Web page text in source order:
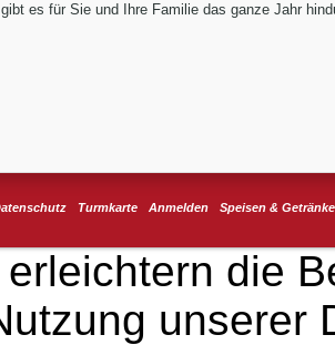
gibt es für Sie und Ihre Familie das ganze Jahr
Turmkarte Anmelden Speisen & Getränke
die
unserer